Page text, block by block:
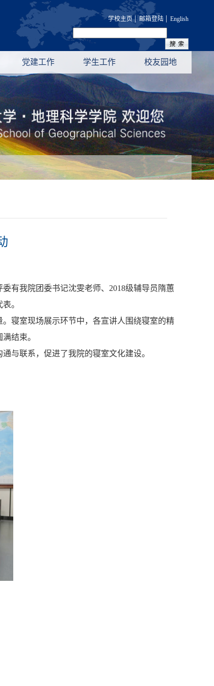
学校主页| 邮箱登陆 | English
党建工作 学生工作 校友园地
有我院团委书记沈雯老师、2018级辅导员隋蕙
。
寝室现场展示环节中，各宣讲人围绕寝室的精
结束。
与联系，促进了我院的寝室文化建设。